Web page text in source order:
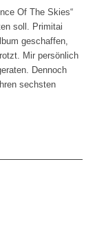
Of The Skies“
soll. Primitai
geschaffen,
Mir persönlich
Dennoch
sechsten